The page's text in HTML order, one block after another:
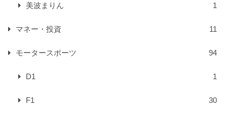
美波まりん 1
マネー・投資 11
モータースポーツ 94
D1 1
F1 30